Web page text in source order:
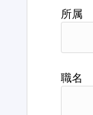
所属
職名